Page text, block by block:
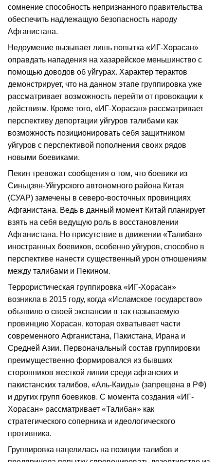
сомнение способность непризнанного правительства
обеспечить надлежащую безопасность народу
Афганистана.
Недоумение вызывает лишь попытка «ИГ-Хорасан»
оправдать нападения на хазарейское меньшинство с
помощью доводов об уйгурах. Характер терактов
демонстрирует, что на данном этапе группировка уже
рассматривает возможность перейти от провокации к
действиям. Кроме того, «ИГ-Хорасан» рассматривает
перспективу депортации уйгуров талибами как
возможность позиционировать себя защитником
уйгуров с перспективой пополнения своих рядов
новыми боевиками.
Пекин тревожат сообщения о том, что боевики из
Синьцзян-Уйгурского автономного района Китая
(СУАР) замечены в северо-восточных провинциях
Афганистана. Ведь в данный момент Китай планирует
взять на себя ведущую роль в восстановлении
Афганистана. Но присутствие в движении «Талибан»
иностранных боевиков, особенно уйгуров, способно в
перспективе нанести существенный урон отношениям
между талибами и Пекином.
Террористическая группировка «ИГ-Хорасан»
возникла в 2015 году, когда «Исламское государство»
объявило о своей экспансии в так называемую
провинцию Хорасан, которая охватывает части
современного Афганистана, Пакистана, Ирана и
Средней Азии. Первоначальный состав группировки
преимущественно формировался из бывших
сторонников жесткой линии среди афганских и
пакистанских талибов, «Аль-Каиды» (запрещена в РФ)
и других групп боевиков. С момента создания «ИГ-
Хорасан» рассматривает «Талибан» как
стратегического соперника и идеологического
противника.
Группировка нацелилась на позиции талибов и